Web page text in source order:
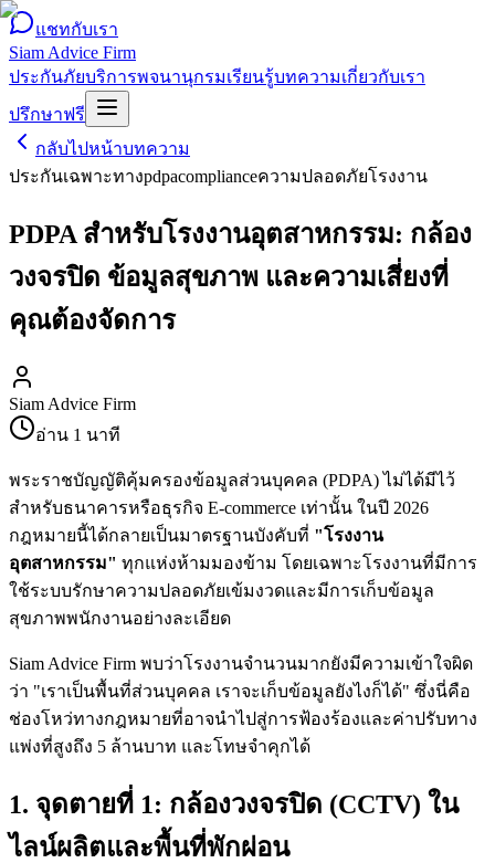
แชทกับเรา
Siam Advice Firm
ประกันภัยบริการพจนานุกรมเรียนรู้บทความเกี่ยวกับเรา
ปรึกษาฟรี
กลับไปหน้าบทความ
ประกันเฉพาะทางpdpacomplianceความปลอดภัยโรงงาน
PDPA สำหรับโรงงานอุตสาหกรรม: กล้อง
วงจรปิด ข้อมูลสุขภาพ และความเสี่ยงที่
คุณต้องจัดการ
Siam Advice Firm
อ่าน 1 นาที
พระราชบัญญัติคุ้มครองข้อมูลส่วนบุคคล (PDPA) ไม่ได้มีไว้
สำหรับธนาคารหรือธุรกิจ E-commerce เท่านั้น ในปี 2026
กฎหมายนี้ได้กลายเป็นมาตรฐานบังคับที่ "โรงงาน
อุตสาหกรรม" ทุกแห่งห้ามมองข้าม โดยเฉพาะโรงงานที่มีการ
ใช้ระบบรักษาความปลอดภัยเข้มงวดและมีการเก็บข้อมูล
สุขภาพพนักงานอย่างละเอียด
Siam Advice Firm พบว่าโรงงานจำนวนมากยังมีความเข้าใจผิด
ว่า "เราเป็นพื้นที่ส่วนบุคคล เราจะเก็บข้อมูลยังไงก็ได้" ซึ่งนี่คือ
ช่องโหว่ทางกฎหมายที่อาจนำไปสู่การฟ้องร้องและค่าปรับทาง
แพ่งที่สูงถึง 5 ล้านบาท และโทษจำคุกได้
1. จุดตายที่ 1: กล้องวงจรปิด (CCTV) ใน
ไลน์ผลิตและพื้นที่พักผ่อน